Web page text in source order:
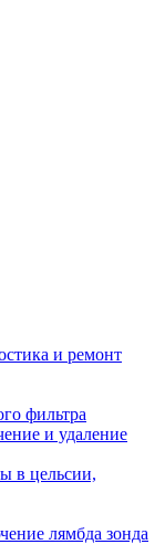
и ремонт
фильтра
и удаление
в цельсии,
лямбда зонда